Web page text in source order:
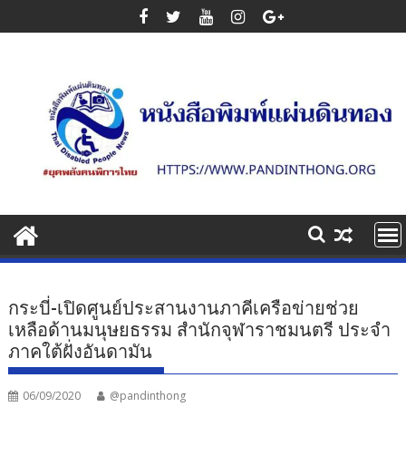
to
กระบี่-เปิดศูนย์ประสานงานภาคีเครือข่ายช่วย
เหลือด้านมนุษยธรรม สำนักจุฬาราชมนตรี ประจำ
ภาคใต้ฝั่งอันดามัน
06/09/2020 @pandinthong